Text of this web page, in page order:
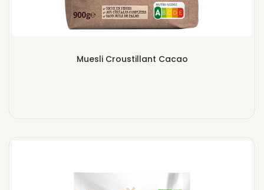
Muesli Croustillant Cacao